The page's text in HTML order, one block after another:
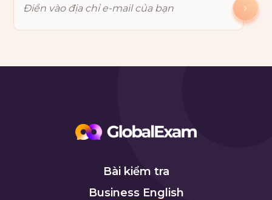
Bài kiểm tra
Business English